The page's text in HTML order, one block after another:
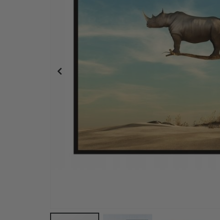
Personalisiertes Poster - Schwarz-Weiß-Herz-